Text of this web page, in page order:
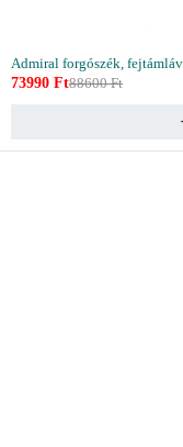
Admiral forgószék,
88600Ft
73990 Ft